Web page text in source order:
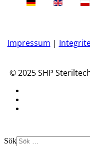
Impressum |
© 2025 SHP
Sök